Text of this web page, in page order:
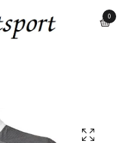
0